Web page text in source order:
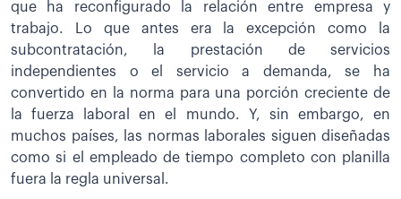
que ha reconfigurado la relación entre empresa y
trabajo. Lo que antes era la excepción como la
subcontratación, la prestación de servicios
independientes o el servicio a demanda, se ha
convertido en la norma para una porción creciente de
la fuerza laboral en el mundo. Y, sin embargo, en
muchos países, las normas laborales siguen diseñadas
como si el empleado de tiempo completo con planilla
fuera la regla universal.